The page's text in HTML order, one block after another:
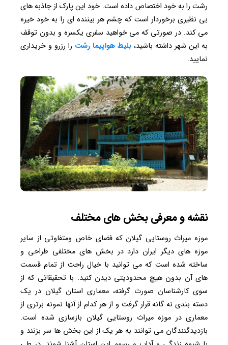
رشت را به خود اختصاص داده است. خود این پارک از جاذبه های
بی نظیری برخوردار است که چشم هر بیننده ای را به خود خیره
می کند. در صورتی که می خواهید سفری یکسره و بدون توقف
به این شهر داشته باشید، بلیط هواپیما رشت را رزرو و خریداری
نمایید.
نقشه و معرفی بخش های مختلف
موزه میراث روستایی گیلان که فضای خاص ومتفاوتی از سایر
موزه های دیگر ایران دارد در بخش های مختلفی طراحی و
ساخته شده است که می توانید با خیال راحت از تمام قسمت
های آن بدون هیچ محدودیتی دیدن کنید. با تحقیقاتی که از
سوی کارشناسان صورت گرفته، معماری استان گیلان در یک
دسته بندی نه گانه قرار گرفت و از هر کدام از آنها نمونه برتری از
معماری در موزه میراث روستایی گیلان بازسازی شده است.
بازدیدگنندگان می توانند به هر یک از این بخش ها سر بزنند و